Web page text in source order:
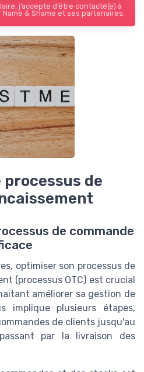
j’accepte d’être contacté(e) à
& Shame et ses partenaires.
de
de commande
optimiser son processus de
(processus OTC) est crucial
améliorer sa gestion de
implique plusieurs étapes,
de clients jusqu'au
par la livraison des